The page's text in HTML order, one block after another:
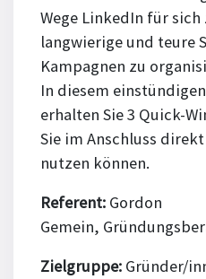
Wege LinkedIn für
langwierige und teure
Kampagnen zu
In diesem
erhalten Sie 3 Quick-
Sie im Anschluss
nutzen können.
Referent: Gordon
Gemein,
Zielgruppe: Gründer/